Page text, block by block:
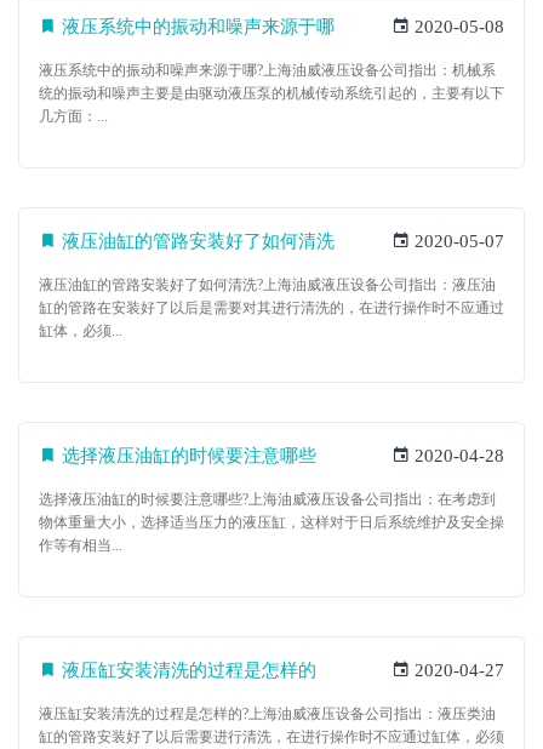
2020-05-08
液压系统中的振动和噪声来源于哪
液压系统中的振动和噪声来源于哪?上海油威液压设备公司指出：机械系
统的振动和噪声主要是由驱动液压泵的机械传动系统引起的，主要有以下
几方面：...
2020-05-07
液压油缸的管路安装好了如何清洗
液压油缸的管路安装好了如何清洗?上海油威液压设备公司指出：液压油
缸的管路在安装好了以后是需要对其进行清洗的，在进行操作时不应通过
缸体，必须...
2020-04-28
选择液压油缸的时候要注意哪些
选择液压油缸的时候要注意哪些?上海油威液压设备公司指出：在考虑到
物体重量大小，选择适当压力的液压缸，这样对于日后系统维护及安全操
作等有相当...
2020-04-27
液压缸安装清洗的过程是怎样的
液压缸安装清洗的过程是怎样的?上海油威液压设备公司指出：液压类油
缸的管路安装好了以后需要进行清洗，在进行操作时不应通过缸体，必须